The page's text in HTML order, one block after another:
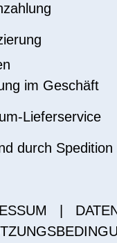
im Geschäft
Lieferservice
durch Spedition